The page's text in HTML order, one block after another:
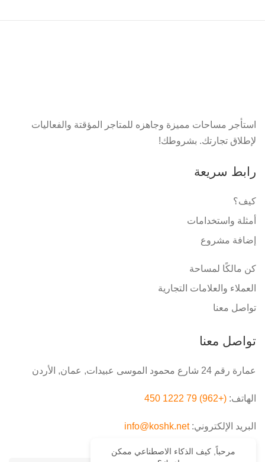
استأجر مساحات مميزة وجاهزه للمتاجر المؤقتة والفعاليات
لإطلاق تجارتك. بشروطك!
رابط سريعة
كيف؟
أمثلة واستخدامات
إضافة مشروع
كن مالكًا لمساحة
العملاء والعلامات التجارية
تواصل معنا
تواصل معنا
عمارة رقم 24 شارع محمود الموسى عبيدات, عمان, الأردن
الهاتف: (+962) 79 1222 450
البريد الإلكتروني:info@koshk.net
مرحباً, كيف الذكاء الاصطناعي ممكن